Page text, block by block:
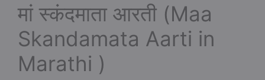
मां स्कंदमाता आरती (Maa
Skandamata Aarti in
Marathi )